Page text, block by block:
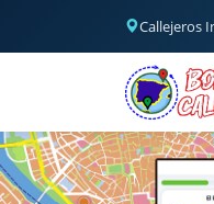
Callejeros